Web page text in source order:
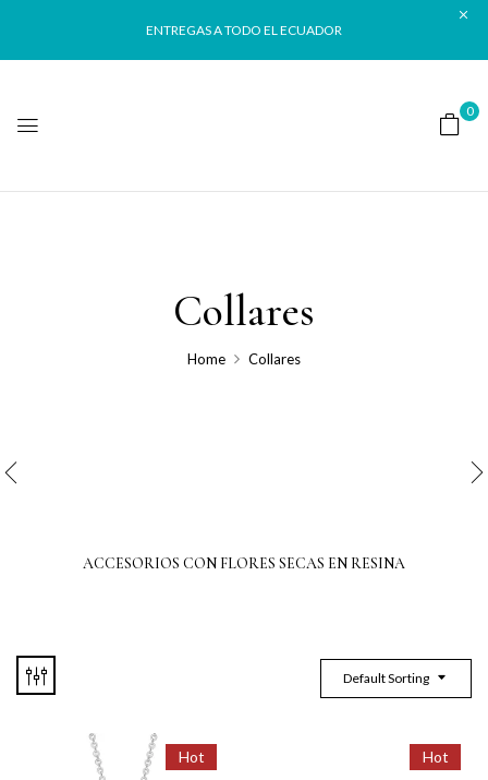
ENTREGAS A TODO EL ECUADOR
0
Collares
Home Collares
ACCESORIOS CON FLORES SECAS EN RESINA
Default Sorting
Hot Hot